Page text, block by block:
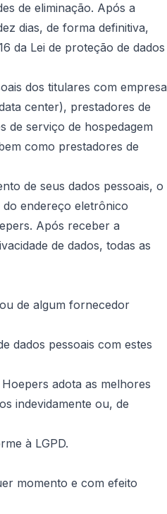
de eliminação. Após a
dias, de forma definitiva,
da Lei de proteção de dados
dos titulares com empresa
center), prestadores de
de serviço de hospedagem
como prestadores de
de seus dados pessoais, o
endereço eletrônico
Após receber a
de dados, todas as
de algum fornecedor
dados pessoais com estes
adota as melhores
indevidamente ou, de
à LGPD.
momento e com efeito